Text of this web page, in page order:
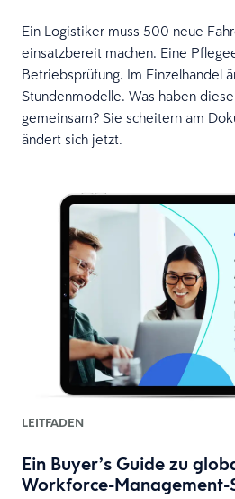
Ein Logistiker muss 500 neue
einsatzbereit machen. Eine
Betriebsprüfung. Im Einzelhandel
Stundenmodelle. Was haben
gemeinsam? Sie scheitern am
ändert sich jetzt.
LEITFADEN
Ein Buyer’s Guide zu
Workforce-